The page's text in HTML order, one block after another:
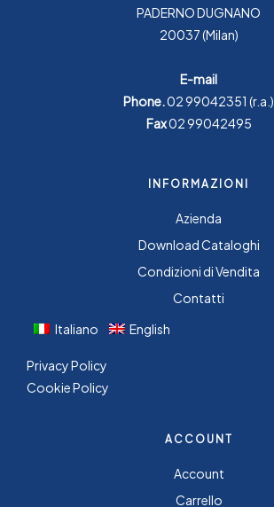
PADERNO DUGNANO
20037 (Milan)
E-mail
Phone.02 99042351 (r.a.)
Fax02 99042495
INFORMAZIONI
Azienda
Download Cataloghi
Condizioni di Vendita
Contatti
Italiano
English
Privacy Policy
Cookie Policy
ACCOUNT
Account
Carrello